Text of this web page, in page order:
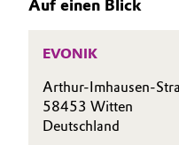
Food & Beverage
Green Hydrogen
Home Care &
Karriere
Investor Relations
Medien
Auf einen Blick
EVONIK
Arthur-Imhausen-
58453 Witten
Deutschland